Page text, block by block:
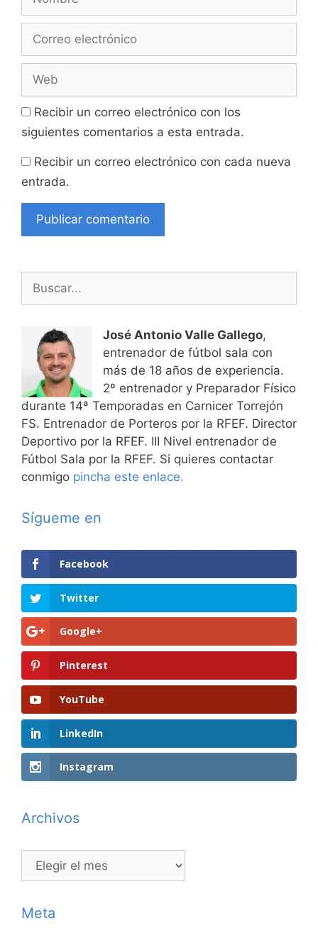
electrónico
Recibir un correo electrónico con los
siguientes comentarios a esta entrada.
Recibir un correo electrónico con cada nueva
entrada.
José Antonio Valle Gallego,
entrenador de fútbol sala con
más de 18 años de experiencia.
2º entrenador y Preparador Físico
durante 14ª Temporadas en Carnicer Torrejón
FS. Entrenador de Porteros por la RFEF. Director
Deportivo por la RFEF. III Nivel entrenador de
Fútbol Sala por la RFEF. Si quieres contactar
conmigo pincha este enlace.
Sígueme en
Facebook
Twitter
Google+
Pinterest
YouTube
LinkedIn
Instagram
Archivos
Archivos
Meta